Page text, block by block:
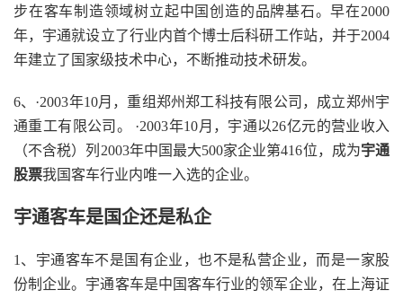
步在客车制造领域树立起中国创造的品牌基石。早在2000
年，宇通就设立了行业内首个博士后科研工作站，并于2004
年建立了国家级技术中心，不断推动技术研发。
6、·2003年10月，重组郑州郑工科技有限公司，成立郑州宇
通重工有限公司。 ·2003年10月，宇通以26亿元的营业收入
（不含税）列2003年中国最大500家企业第416位，成为宇通
股票我国客车行业内唯一入选的企业。
宇通客车是国企还是私企
1、宇通客车不是国有企业，也不是私营企业，而是一家股
份制企业。宇通客车是中国客车行业的领军企业，在上海证